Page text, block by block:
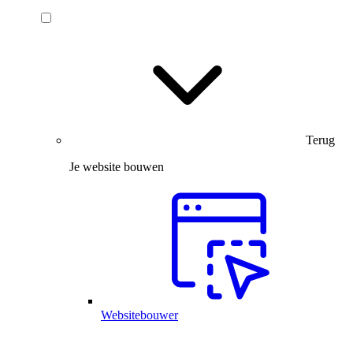
Terug
Je website bouwen
Websitebouwer